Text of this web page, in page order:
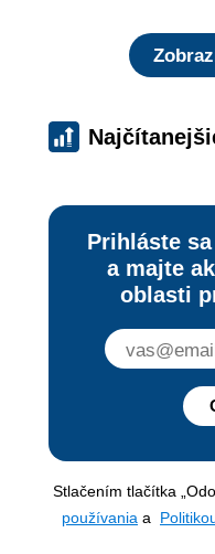
Prihláste
a majte
oblasti
Stlačením tlačítka
používania a